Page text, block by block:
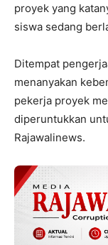
proyek yang
siswa sedang
Ditempat
menanyakan
pekerja proyek
diperuntukkan
Rajawalinews.